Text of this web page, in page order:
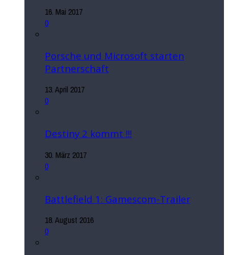
16. Mai 2017
0
Porsche und Microsoft starten
Partnerschaft
13. April 2017
0
Destiny 2 kommt !!!
30. März 2017
0
Battlefield 1: Gamescom-Trailer
18. August 2016
0